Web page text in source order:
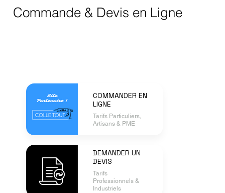
COMMANDER EN
LIGNE
Tarifs Particuliers,
Artisans & PME
DEMANDER UN
DEVIS
Tarifs
Professionnels &
Industriels
Commande & Devis en Ligne